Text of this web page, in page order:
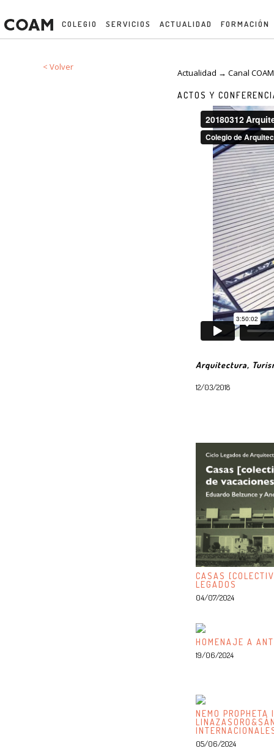
COLEGIO SERVICIOS ACTUALIDAD FORMACIÓN
< Volver
Actualidad → Canal
ACTOS Y
Arquitectura,
12/03/2018
CASAS
LEGADOS
04/07/2024
HOMENAJE A
19/06/2024
NEMO PROPHETA
05/06/2024